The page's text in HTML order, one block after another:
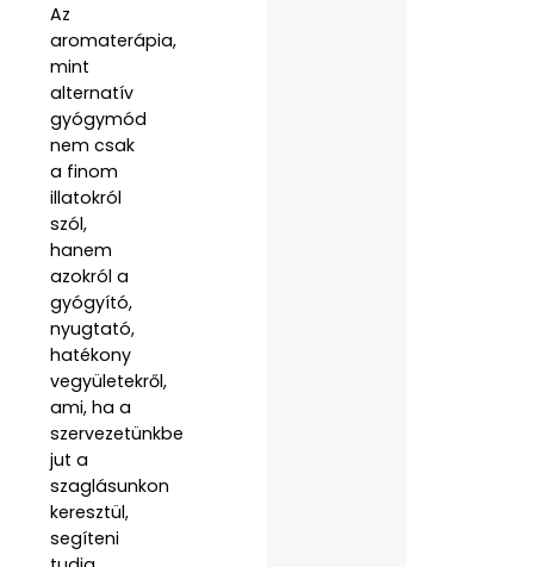
Az
aromaterápia,
mint
alternatív
gyógymód
nem csak
a finom
illatokról
szól,
hanem
azokról a
gyógyító,
nyugtató,
hatékony
vegyületekről,
ami, ha a
szervezetünkbe
jut a
szaglásunkon
keresztül,
segíteni